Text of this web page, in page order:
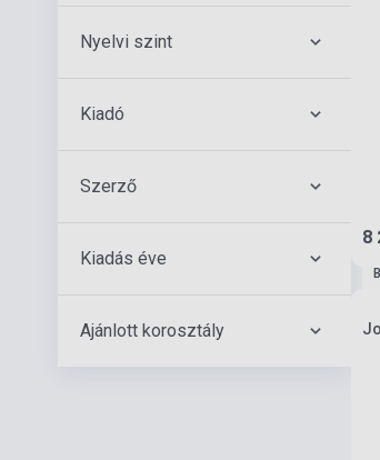
Nyelvi szint
Kiadó
Szerző
Kiadás éve
Ajánlott korosztály
8